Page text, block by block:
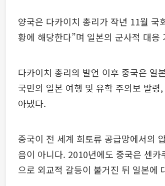
양국은 다카이치 총리가 작년 11월 국
황에 해당한다”며 일본의 군사적 대
다카이치 총리의 발언 이후 중국은 일
국민의 일본 여행 및 유학 주의보 발
아냈다.
중국이 전 세계 희토류 공급망에서의
음이 아니다. 2010년에도 중국은 센
으로 외교적 갈등이 불거진 뒤 일본에